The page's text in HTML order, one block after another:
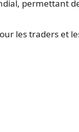
permettant
les traders et